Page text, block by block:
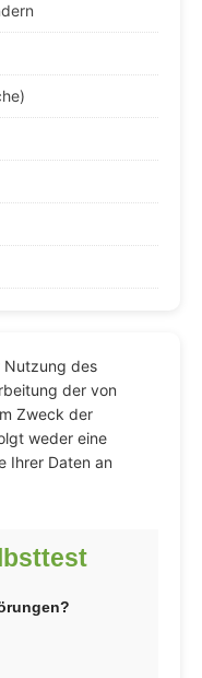
Nutzung des
der von
Zweck der
weder eine
Ihrer Daten an